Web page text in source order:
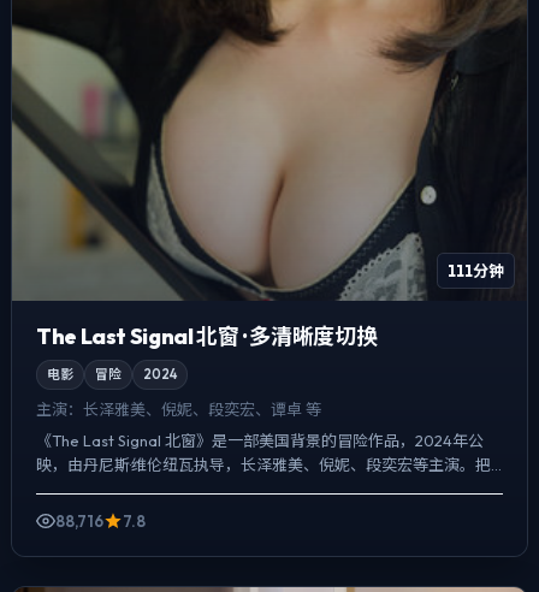
111分钟
The Last Signal 北窗 · 多清晰度切换
电影 冒险 2024
主演： 长泽雅美、倪妮、段奕宏、谭卓 等
《The Last Signal 北窗》是一部美国背景的冒险作品，2024年公
映，由丹尼斯·维伦纽瓦执导，长泽雅美、倪妮、段奕宏等主演。把
城市当作角色来写，夜景与雨声贯穿全片，...
88,716
7.8